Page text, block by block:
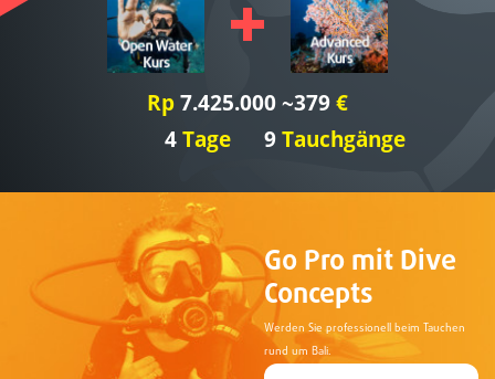
Rp7.425.000 ~379€
4Tage 9Tauchgänge
Go Pro mit Dive
Concepts
Werden Sie professionell beim Tauchen
rund um Bali.